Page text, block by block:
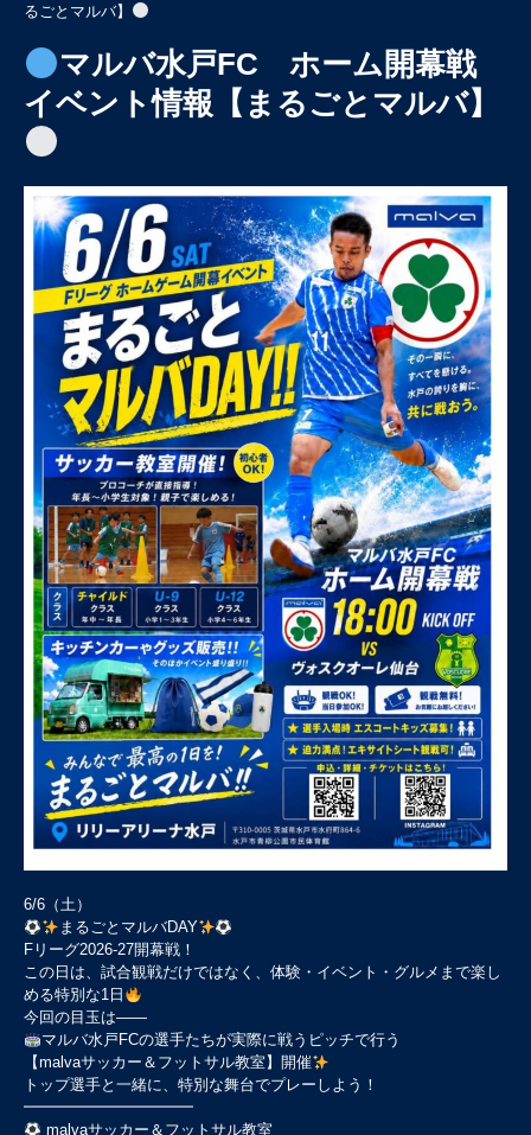
るごとマルバ】
マルバ水戸FC ホーム開幕戦
イベント情報【まるごとマルバ】
6/6（土）
まるごとマルバDAY
Fリーグ2026-27開幕戦！
この日は、試合観戦だけではなく、体験・イベント・グルメまで楽し
める特別な1日
今回の目玉は――
マルバ水戸FCの選手たちが実際に戦うピッチで行う
【malvaサッカー＆フットサル教室】開催
トップ選手と一緒に、特別な舞台でプレーしよう！
━━━━━━━━━━━
malvaサッカー＆フットサル教室